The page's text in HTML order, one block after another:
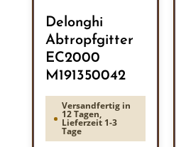
Delonghi
Abtropfgitter
EC2000
M191350042
Versandfertig in
12 Tagen,
Lieferzeit 1-3
Tage